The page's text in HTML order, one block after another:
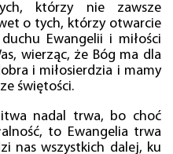
którzy nie zawsze
o tych, którzy otwarcie
Ewangelii i miłości
wierząc, że Bóg ma dla
i miłosierdzia i mamy
świętości.
nadal trwa, bo choć
to Ewangelia trwa
nas wszystkich dalej, ku